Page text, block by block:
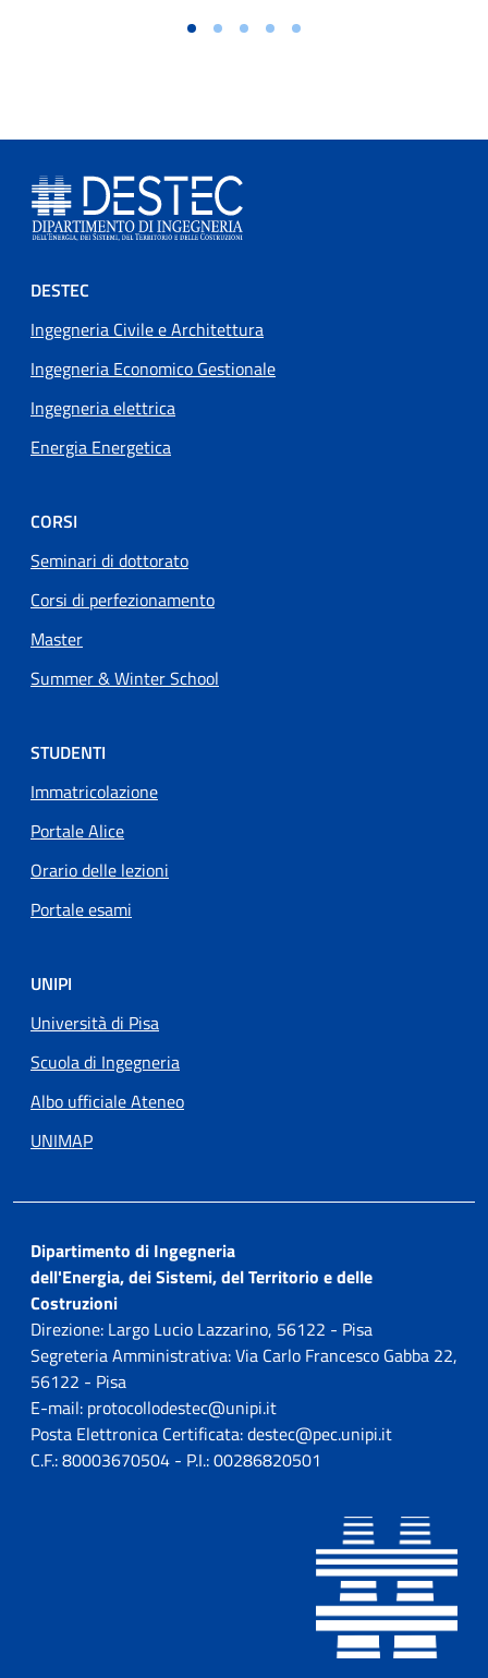
Footer menu
DESTEC
Ingegneria Civile e Architettura
Ingegneria Economico Gestionale
Ingegneria elettrica
Energia Energetica
CORSI
Seminari di dottorato
Corsi di perfezionamento
Master
Summer & Winter School
STUDENTI
Immatricolazione
Portale Alice
Orario delle lezioni
Portale esami
UNIPI
Università di Pisa
Scuola di Ingegneria
Albo ufficiale Ateneo
UNIMAP
Dipartimento di Ingegneria
dell'Energia, dei Sistemi, del Territorio e delle
Costruzioni
Direzione: Largo Lucio Lazzarino, 56122 - Pisa
Segreteria Amministrativa: Via Carlo Francesco Gabba 22,
56122 - Pisa
E-mail: protocollodestec@unipi.it
Posta Elettronica Certificata: destec@pec.unipi.it
C.F.: 80003670504 - P.I.: 00286820501